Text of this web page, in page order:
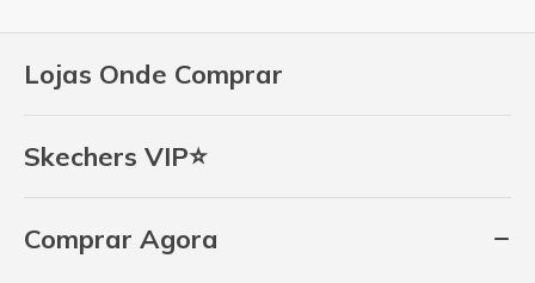
Lojas Onde Comprar
Skechers VIP⭐
Comprar Agora